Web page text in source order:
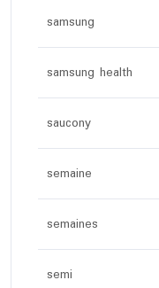
samsung
samsung health
saucony
semaine
semaines
semi